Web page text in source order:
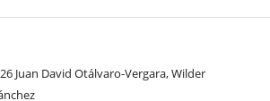
Juan David Otálvaro-Vergara, Wilder